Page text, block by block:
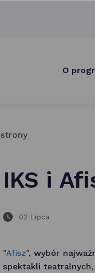
O
IKS i
02 Lipca
"Afisz", wybór
spektakli